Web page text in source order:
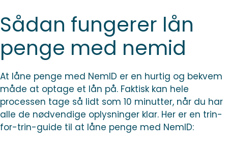
Sådan fungerer lån
penge med nemid
At låne penge med NemID er en hurtig og bekvem
måde at optage et lån på. Faktisk kan hele
processen tage så lidt som 10 minutter, når du har
alle de nødvendige oplysninger klar. Her er en trin-
for-trin-guide til at låne penge med NemID: